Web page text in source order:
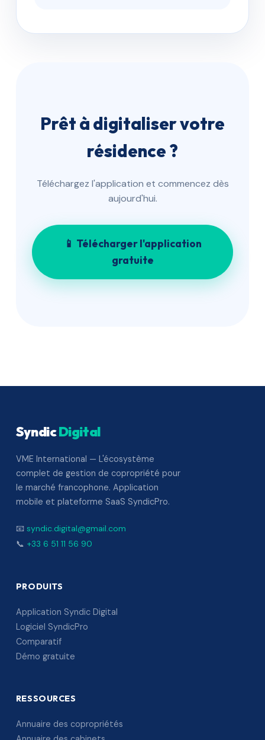
Prêt à digitaliser votre
résidence ?
Téléchargez l'application et commencez dès
aujourd'hui.
📱 Télécharger l'application
gratuite
SyndicDigital
VME International — L'écosystème
complet de gestion de copropriété pour
le marché francophone. Application
mobile et plateforme SaaS SyndicPro.
📧 syndic.digital@gmail.com
📞 +33 6 51 11 56 90
PRODUITS
Application Syndic Digital
Logiciel SyndicPro
Comparatif
Démo gratuite
RESSOURCES
Annuaire des copropriétés